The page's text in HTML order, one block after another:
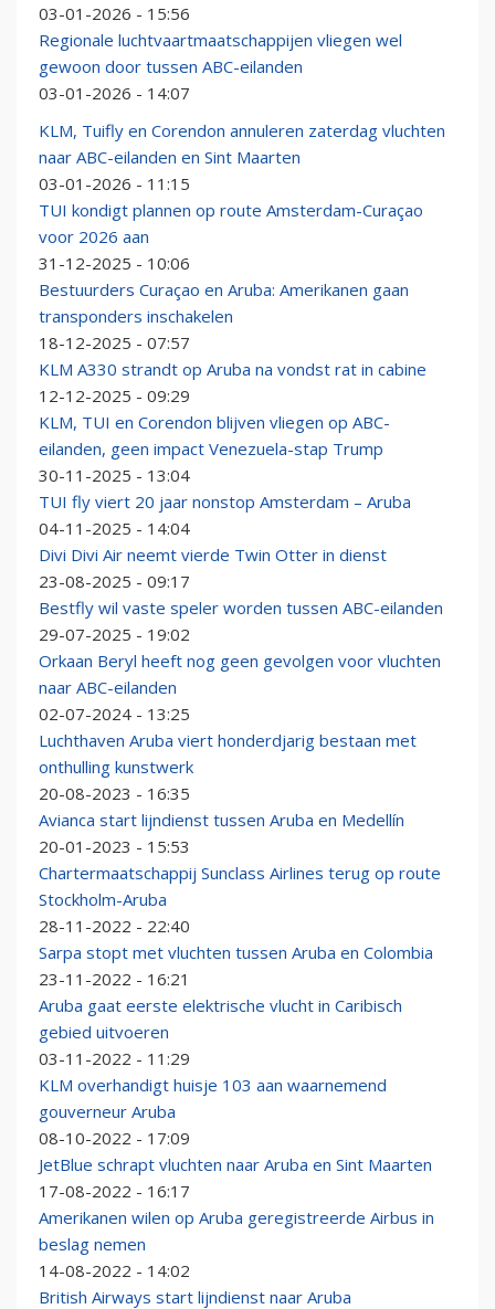
03-01-2026 - 15:56
Regionale luchtvaartmaatschappijen vliegen wel
gewoon door tussen ABC-eilanden
03-01-2026 - 14:07
KLM, Tuifly en Corendon annuleren zaterdag vluchten
naar ABC-eilanden en Sint Maarten
03-01-2026 - 11:15
TUI kondigt plannen op route Amsterdam-Curaçao
voor 2026 aan
31-12-2025 - 10:06
Bestuurders Curaçao en Aruba: Amerikanen gaan
transponders inschakelen
18-12-2025 - 07:57
KLM A330 strandt op Aruba na vondst rat in cabine
12-12-2025 - 09:29
KLM, TUI en Corendon blijven vliegen op ABC-
eilanden, geen impact Venezuela-stap Trump
30-11-2025 - 13:04
TUI fly viert 20 jaar nonstop Amsterdam – Aruba
04-11-2025 - 14:04
Divi Divi Air neemt vierde Twin Otter in dienst
23-08-2025 - 09:17
Bestfly wil vaste speler worden tussen ABC-eilanden
29-07-2025 - 19:02
Orkaan Beryl heeft nog geen gevolgen voor vluchten
naar ABC-eilanden
02-07-2024 - 13:25
Luchthaven Aruba viert honderdjarig bestaan met
onthulling kunstwerk
20-08-2023 - 16:35
Avianca start lijndienst tussen Aruba en Medellín
20-01-2023 - 15:53
Chartermaatschappij Sunclass Airlines terug op route
Stockholm-Aruba
28-11-2022 - 22:40
Sarpa stopt met vluchten tussen Aruba en Colombia
23-11-2022 - 16:21
Aruba gaat eerste elektrische vlucht in Caribisch
gebied uitvoeren
03-11-2022 - 11:29
KLM overhandigt huisje 103 aan waarnemend
gouverneur Aruba
08-10-2022 - 17:09
JetBlue schrapt vluchten naar Aruba en Sint Maarten
17-08-2022 - 16:17
Amerikanen wilen op Aruba geregistreerde Airbus in
beslag nemen
14-08-2022 - 14:02
British Airways start lijndienst naar Aruba